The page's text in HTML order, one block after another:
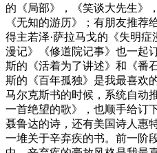
的《局部》，《笑谈大先生》
《无知的游历》；有朋友推荐
得主若泽·萨拉马戈的《失明
漫记》《修道院记事》也一起
斯的《活着为了讲述》和《番
斯的《百年孤独》是我最喜欢
马尔克斯书的时候，系统自动
一首绝望的歌》，也顺手给订
聂鲁达的诗，还有美国诗人惠
一堆关于辛弃疾的书。前一阶